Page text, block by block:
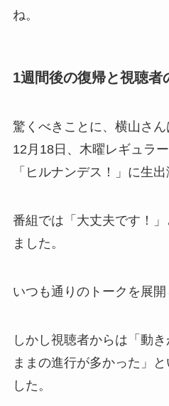
ね。
1週間後の復帰と視聴者
驚くべきことに、横山さ
12月18日、木曜レギュラ
「ヒルナンデス！」に生出
番組では「大丈夫です！
ました。
いつも通りのトークを展開
しかし視聴者からは「動
ままの進行が多かった」
した。